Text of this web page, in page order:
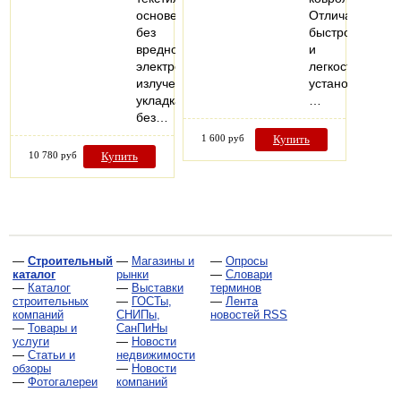
основе
без
вредного
электромагнитного
излучения,
укладка
без…
10 780 руб Купить
Отличается
быстротой
и
легкостью
установки.
1 600 руб Купить
— Строительный
каталог
— Каталог
строительных
компаний
— Товары и
услуги
— Статьи и
обзоры
— Фотогалереи
— Магазины и
рынки
— Выставки
— ГОСТы,
СНИПы,
СанПиНы
— Новости
недвижимости
— Новости
компаний
— Опросы
— Словари
терминов
— Лента
новостей RSS